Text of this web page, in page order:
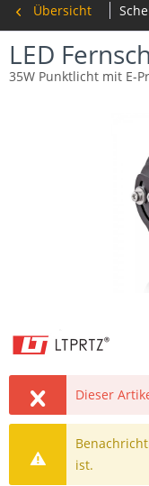
Übersicht
LED
35W Punktlicht mit E-
Dieser
ist.